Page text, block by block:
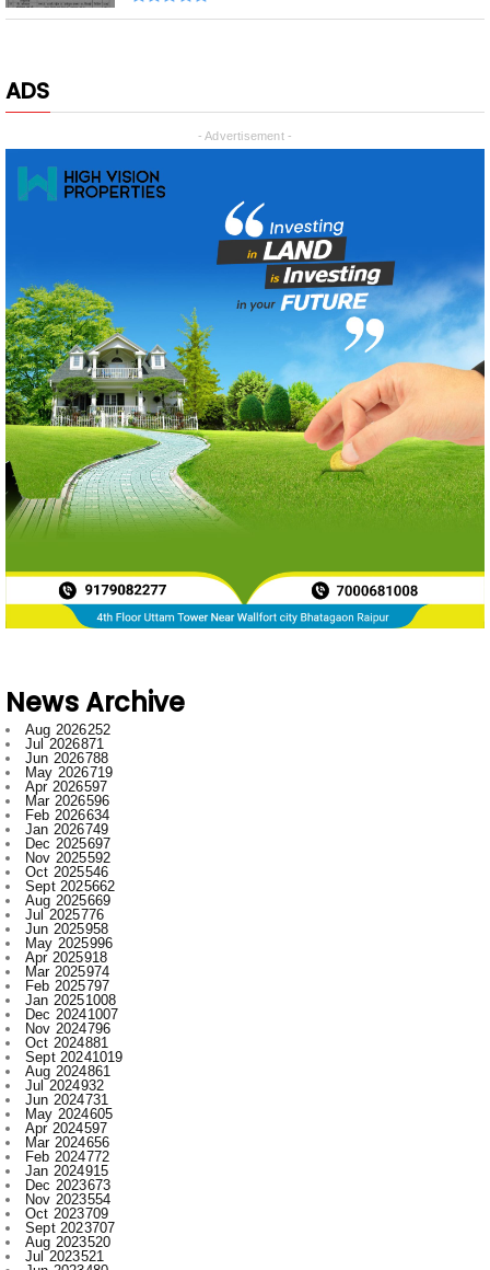
ADS
News Archive
Jun 2026
788
May 2026719
Apr 2026597
Mar 2026596
Feb 2026634
Jan 2026749
Dec 2025697
Nov 2025592
Oct 2025546
Sept 2025662
Aug 2025669
Jul 2025776
Jun 2025958
May 2025996
Apr 2025918
Mar 2025974
Feb 2025797
Jan 20251008
Dec 20241007
Nov 2024796
Oct 2024881
Sept 20241019
Aug 2024861
Jul 2024932
Jun 2024731
May 2024605
Apr 2024597
Mar 2024656
Feb 2024772
Jan 2024915
Dec 2023673
Nov 2023554
Oct 2023709
Sept 2023707
Aug 2023520
Jul 2023521
Jun 2023480
May 2023316
Apr 2023522
Mar 2023593
Feb 2023607